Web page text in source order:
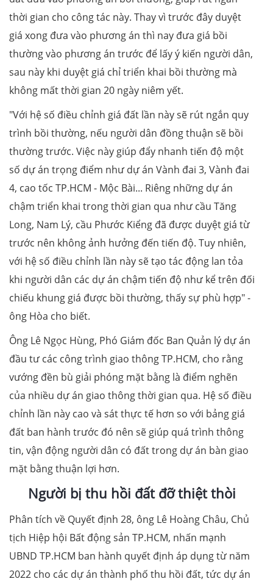
thời gian cho công tác này. Thay vì trước đây duyệt
giá xong đưa vào phương án thì nay đưa giá bồi
thường vào phương án trước để lấy ý kiến người dân,
sau này khi duyệt giá chỉ triển khai bồi thường mà
không mất thời gian 20 ngày niêm yết.
"Với hệ số điều chỉnh giá đất lần này sẽ rút ngắn quy
trình bồi thường, nếu người dân đồng thuận sẽ bồi
thường trước. Việc này giúp đẩy nhanh tiến độ một
số dự án trọng điểm như dự án Vành đai 3, Vành đai
4, cao tốc TP.HCM - Mộc Bài... Riêng những dự án
chậm triển khai trong thời gian qua như cầu Tăng
Long, Nam Lý, cầu Phước Kiểng đã được duyệt giá từ
trước nên không ảnh hưởng đến tiến độ. Tuy nhiên,
với hệ số điều chỉnh lần này sẽ tạo tác động lan tỏa
khi người dân các dự án chậm tiến độ như kể trên đối
chiếu khung giá được bồi thường, thấy sự phù hợp" -
ông Hòa cho biết.
Ông Lê Ngọc Hùng, Phó Giám đốc Ban Quản lý dự án
đầu tư các công trình giao thông TP.HCM, cho rằng
vướng đền bù giải phóng mặt bằng là điểm nghẽn
của nhiều dự án giao thông thời gian qua. Hệ số điều
chỉnh lần này cao và sát thực tế hơn so với bảng giá
đất ban hành trước đó nên sẽ giúp quá trình thông
tin, vận động người dân có đất trong dự án bàn giao
mặt bằng thuận lợi hơn.
Người bị thu hồi đất đỡ thiệt thòi
Phân tích về Quyết định 28, ông Lê Hoàng Châu, Chủ
tịch Hiệp hội Bất động sản TP.HCM, nhấn mạnh
UBND TP.HCM ban hành quyết định áp dụng từ năm
2022 cho các dự án thành phố thu hồi đất, tức dự án